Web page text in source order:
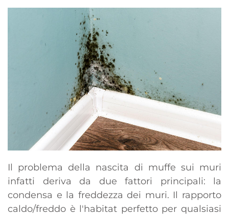
Il problema della nascita di muffe sui muri
infatti deriva da due fattori principali: la
condensa e la freddezza dei muri. Il rapporto
caldo/freddo è l'habitat perfetto per qualsiasi